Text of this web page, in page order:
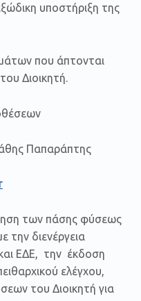
υποστήριξη της
που άπτονται
Διοικητή.
Παπαράπτης
των πάσης φύσεως
την διενέργεια
ΕΔΕ, την έκδοση
ελέγχου,
του Διοικητή για